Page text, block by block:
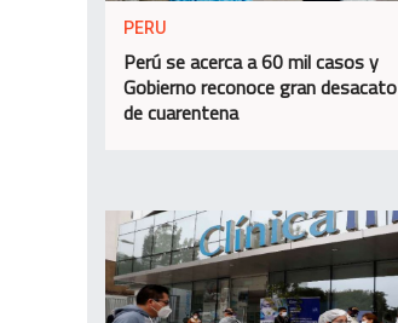
PERU
Perú se acerca a 60 mil casos y
Gobierno reconoce gran desacato
de cuarentena